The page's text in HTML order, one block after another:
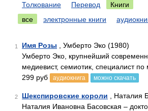
Толкование Перевод
Книги
все
электронные книги
1 Имя Розы , Умберто Эко (1980)
Умберто Эко, крупнейший
медиевист, семиотик, специалист по
299 руб
аудиокнига можно скачать
2 Шекспировские короли , Наталия
Наталия Ивановна Басовская –